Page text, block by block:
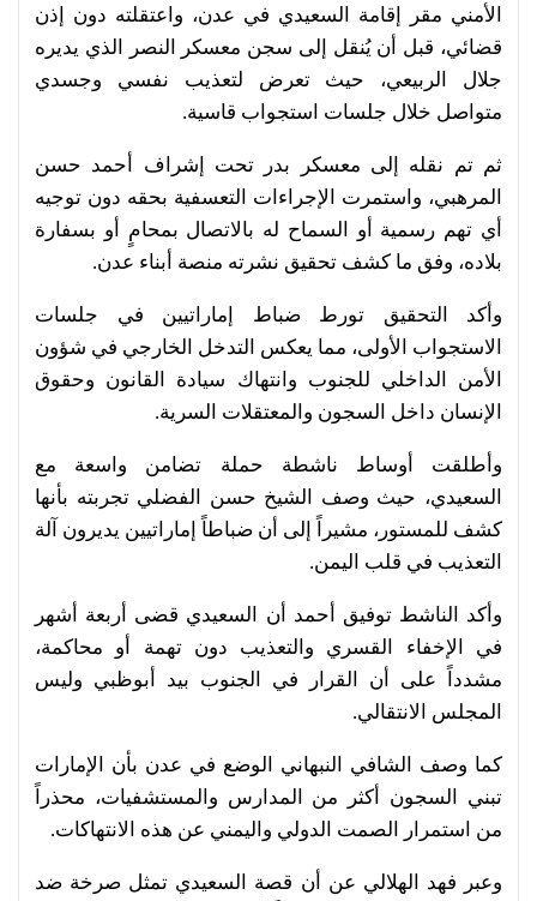
الأمني مقر إقامة السعيدي في عدن، واعتقلته دون إذن
قضائي، قبل أن يُنقل إلى سجن معسكر النصر الذي يديره
جلال الربيعي، حيث تعرض لتعذيب نفسي وجسدي
متواصل خلال جلسات استجواب قاسية.
ثم تم نقله إلى معسكر بدر تحت إشراف أحمد حسن
المرهبي، واستمرت الإجراءات التعسفية بحقه دون توجيه
أي تهم رسمية أو السماح له بالاتصال بمحامٍ أو بسفارة
بلاده، وفق ما كشف تحقيق نشرته منصة أبناء عدن.
وأكد التحقيق تورط ضباط إماراتيين في جلسات
الاستجواب الأولى، مما يعكس التدخل الخارجي في شؤون
الأمن الداخلي للجنوب وانتهاك سيادة القانون وحقوق
الإنسان داخل السجون والمعتقلات السرية.
وأطلقت أوساط ناشطة حملة تضامن واسعة مع
السعيدي، حيث وصف الشيخ حسن الفضلي تجربته بأنها
كشف للمستور، مشيراً إلى أن ضباطاً إماراتيين يديرون آلة
التعذيب في قلب اليمن.
وأكد الناشط توفيق أحمد أن السعيدي قضى أربعة أشهر
في الإخفاء القسري والتعذيب دون تهمة أو محاكمة،
مشدداً على أن القرار في الجنوب بيد أبوظبي وليس
المجلس الانتقالي.
كما وصف الشافي النبهاني الوضع في عدن بأن الإمارات
تبني السجون أكثر من المدارس والمستشفيات، محذراً
من استمرار الصمت الدولي واليمني عن هذه الانتهاكات.
وعبر فهد الهلالي عن أن قصة السعيدي تمثل صرخة ضد